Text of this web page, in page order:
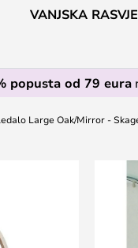
trgovinu...
VANJSKA
popusta od 79 eura
Large Oak/Mirror -